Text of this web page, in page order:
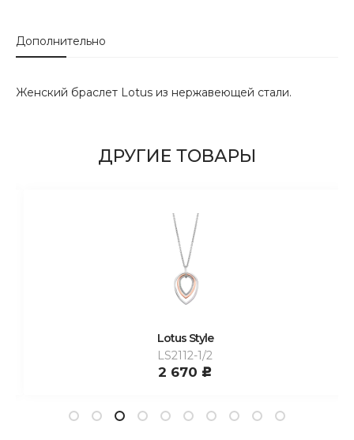
Дополнительно
Женский браслет Lotus из нержавеющей стали.
ДРУГИЕ ТОВАРЫ
Lotus Style
LS2112-1/2
2 670c